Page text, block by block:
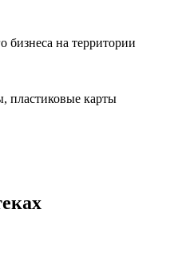
бизнеса на территории
пластиковые карты